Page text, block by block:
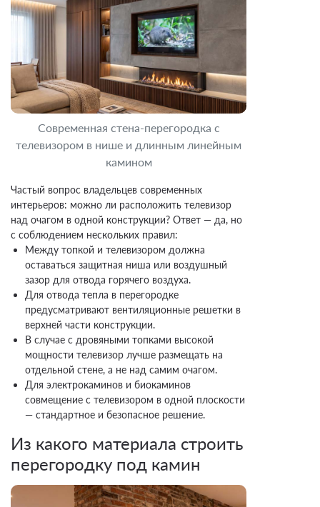
Современная стена-перегородка с
телевизором в нише и длинным линейным
камином
Частый вопрос владельцев современных
интерьеров: можно ли расположить телевизор
над очагом в одной конструкции? Ответ — да, но
с соблюдением нескольких правил:
Между топкой и телевизором должна
оставаться защитная ниша или воздушный
зазор для отвода горячего воздуха.
Для отвода тепла в перегородке
предусматривают вентиляционные решетки в
верхней части конструкции.
В случае с дровяными топками высокой
мощности телевизор лучше размещать на
отдельной стене, а не над самим очагом.
Для электрокаминов и биокаминов
совмещение с телевизором в одной плоскости
— стандартное и безопасное решение.
Из какого материала строить
перегородку под камин